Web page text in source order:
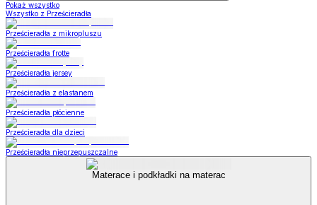
Pokaż wszystko
Wszystko z Prześcieradła
Prześcieradła z mikropluszu
Prześcieradła frotte
Prześcieradła jersey
Prześcieradła z elastanem
Prześcieradła płócienne
Prześcieradła dla dzieci
Prześcieradła nieprzepuszczalne
Materace i podkładki na materac